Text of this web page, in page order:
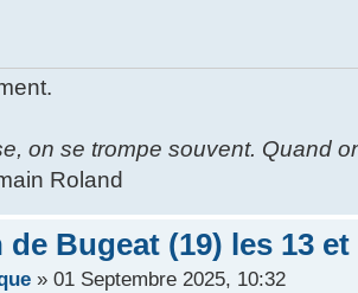
on se trompe souvent. Quand
Roland
de Bugeat (19) les 13
» 01 Septembre 2025, 10:32